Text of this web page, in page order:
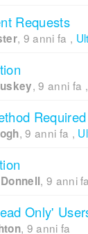
Requests
, 9 anni fa ,
,9 anni fa ,
Required
,9 anni fa ,
, 9 anni fa
Only'
, 9 anni fa